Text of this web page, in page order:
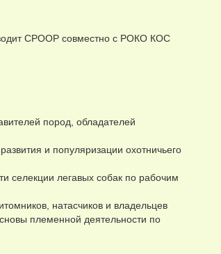
СРООР совместно с РОКО КОС
пород, обладателей
и популяризации охотничьего
селекции легавых собак по рабочим
натасчиков и владельцев
племенной деятельности по